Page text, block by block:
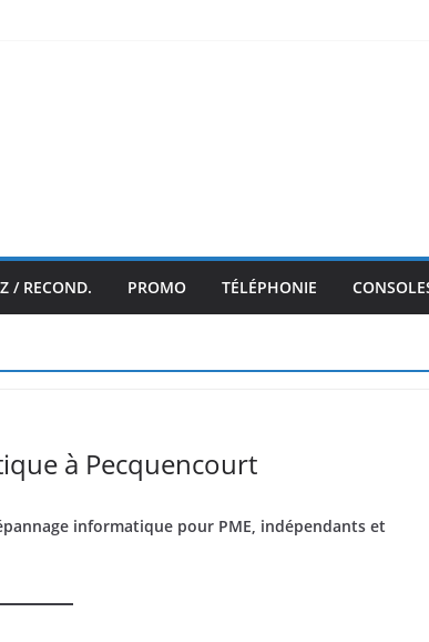
/ RECOND. PROMO TÉLÉPHONIE
à Pecquencourt
informatique pour PME, indépendants et